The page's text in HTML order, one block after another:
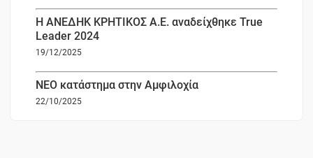
Η ΑΝΕΔΗΚ ΚΡΗΤΙΚΟΣ Α.Ε. αναδείχθηκε True
Leader 2024
19/12/2025
ΝΕΟ κατάστημα στην Αμφιλοχία
22/10/2025